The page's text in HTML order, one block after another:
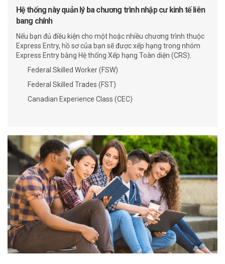
Hệ thống này quản lý ba chương trình nhập cư kinh tế liên
bang chính
Nếu bạn đủ điều kiện cho một hoặc nhiều chương trình thuộc
Express Entry, hồ sơ của bạn sẽ được xếp hạng trong nhóm
Express Entry bằng Hệ thống Xếp hạng Toàn diện (CRS).
Federal Skilled Worker (FSW)
Federal Skilled Trades (FST)
Canadian Experience Class (CEC)